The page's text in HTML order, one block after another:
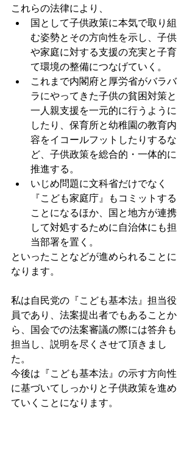
これらの法律により、
国として子供政策に本気で取り組
む姿勢とその方向性を示し、子供
や家庭に対する支援の充実と子育
て環境の整備につなげていく。
これまで内閣府と厚労省がバラバ
ラにやってきた子供の貧困対策と
一人親支援を一元的に行うように
したり、保育所と幼稚園の教育内
容をイコールフットしたりするな
ど、子供政策を総合的・一体的に
推進する。
いじめ問題に文科省だけでなく
『こども家庭庁』もコミットする
ことになるほか、国と地方が連携
して対処するために自治体にも担
当部署を置く。
といったことなどが進められることに
なります。
私は自民党の『こども基本法』担当役
員であり、法案提出者でもあることか
ら、国会での法案審議の際には答弁も
担当し、説明を尽くさせて頂きまし
た。
今後は『こども基本法』の示す方向性
に基づいてしっかりと子供政策を進め
ていくことになります。